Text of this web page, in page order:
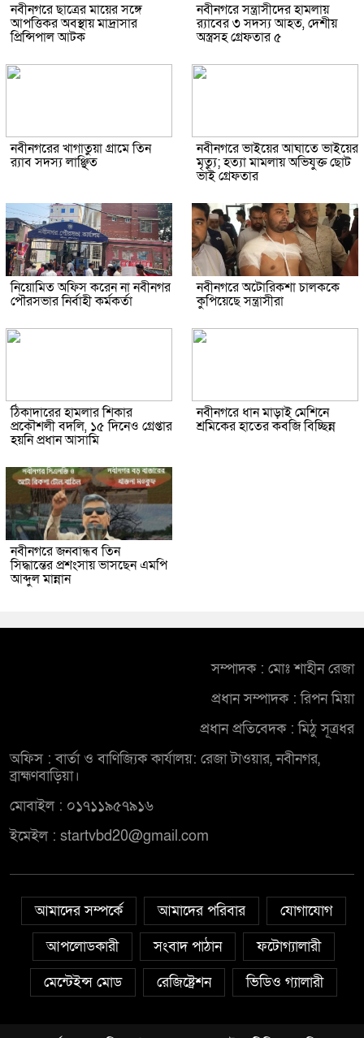
নবীনগরে ছাত্রের মায়ের সঙ্গে
আপত্তিকর অবস্থায় মাদ্রাসার
প্রিন্সিপাল আটক
নবীনগরে সন্ত্রাসীদের হামলায়
র‍্যাবের ৩ সদস্য আহত, দেশীয়
অস্ত্রসহ গ্রেফতার ৫
নবীনগরের খাগাতুয়া গ্রামে তিন
র‍্যাব সদস্য লাঞ্ছিত
নবীনগরে ভাইয়ের আঘাতে ভাইয়ের
মৃত্যু; হত্যা মামলায় অভিযুক্ত ছোট
ভাই গ্রেফতার
নিয়োমিত অফিস করেন না নবীনগর
পৌরসভার নির্বাহী কর্মকর্তা
নবীনগরে অটোরিকশা চালককে
কুপিয়েছে সন্ত্রাসীরা
ঠিকাদারের হামলার শিকার
প্রকৌশলী বদলি, ১৫ দিনেও গ্রেপ্তার
হয়নি প্রধান আসামি
নবীনগরে ধান মাড়াই মেশিনে
শ্রমিকের হাতের কবজি বিচ্ছিন্ন
নবীনগরে জনবান্ধব তিন
সিদ্ধান্তের প্রশংসায় ভাসছেন এমপি
আব্দুল মান্নান
সম্পাদক : মোঃ শাহীন রেজা
প্রধান সম্পাদক : রিপন মিয়া
প্রধান প্রতিবেদক : মিঠু সূত্রধর
অফিস : বার্তা ও বাণিজ্যিক কার্যালয়: রেজা টাওয়ার, নবীনগর,
ব্রাহ্মণবাড়িয়া।
মোবাইল : ০১৭১১৯৫৭৯১৬
ইমেইল : startvbd20@gmail.com
আমাদের সম্পর্কে আমাদের পরিবার
যোগাযোগ
আপলোডকারী
সংবাদ পাঠান
ফটোগ্যালারী
মেন্টেইন্স মোড
রেজিষ্ট্রেশন ভিডিও গ্যালারী